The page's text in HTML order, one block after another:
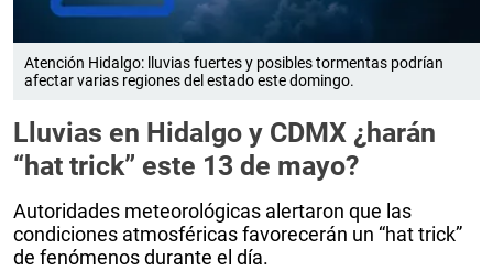
Atención Hidalgo: lluvias fuertes y posibles tormentas podrían
afectar varias regiones del estado este domingo.
Lluvias en Hidalgo y CDMX ¿harán
“hat trick” este 13 de mayo?
Autoridades meteorológicas alertaron que las
condiciones atmosféricas favorecerán un “hat trick”
de fenómenos durante el día.